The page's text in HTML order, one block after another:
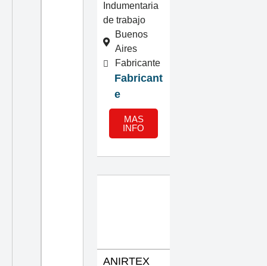
Indumentaria
de trabajo
Buenos
Aires
Fabricante
Fabricant
e
MAS
INFO
ANIRTEX